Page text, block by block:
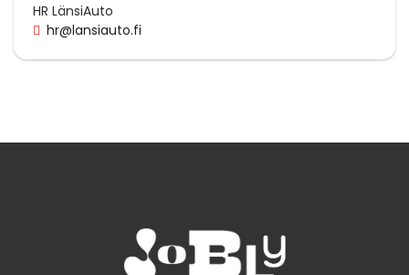
HR LänsiAuto
hr@lansiauto.fi